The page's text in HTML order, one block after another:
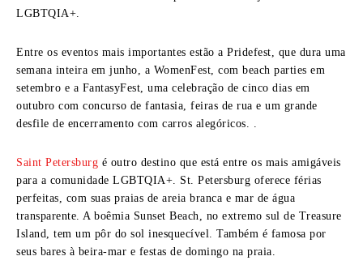
LGBTQIA+.
Entre os eventos mais importantes estão a Pridefest, que dura uma
semana inteira em junho, a WomenFest, com beach parties em
setembro e a FantasyFest, uma celebração de cinco dias em
outubro com concurso de fantasia, feiras de rua e um grande
desfile de encerramento com carros alegóricos. .
Saint Petersburg é outro destino que está entre os mais amigáveis
para a comunidade LGBTQIA+. St. Petersburg oferece férias
perfeitas, com suas praias de areia branca e mar de água
transparente. A boêmia Sunset Beach, no extremo sul de Treasure
Island, tem um pôr do sol inesquecível. Também é famosa por
seus bares à beira-mar e festas de domingo na praia.